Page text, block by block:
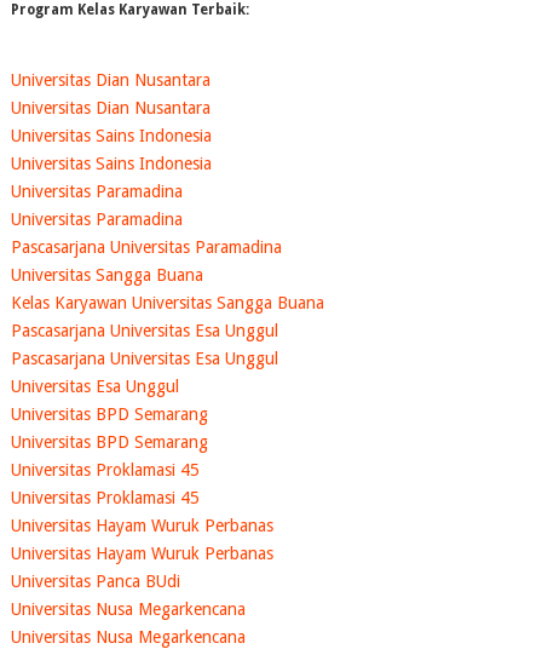
Program Kelas Karyawan Terbaik:
Universitas Dian Nusantara
Universitas Dian Nusantara
Universitas Sains Indonesia
Universitas Sains Indonesia
Universitas Paramadina
Universitas Paramadina
Pascasarjana Universitas Paramadina
Universitas Sangga Buana
Kelas Karyawan Universitas Sangga Buana
Pascasarjana Universitas Esa Unggul
Pascasarjana Universitas Esa Unggul
Universitas Esa Unggul
Universitas BPD Semarang
Universitas BPD Semarang
Universitas Proklamasi 45
Universitas Proklamasi 45
Universitas Hayam Wuruk Perbanas
Universitas Hayam Wuruk Perbanas
Universitas Panca BUdi
Universitas Nusa Megarkencana
Universitas Nusa Megarkencana